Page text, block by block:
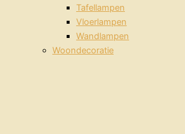
Tafellampen
Vloerlampen
Wandlampen
Woondecoratie